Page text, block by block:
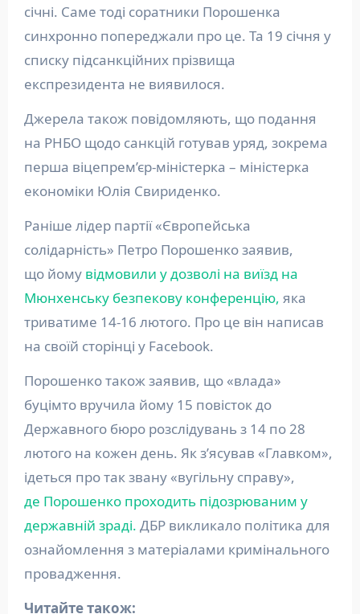
січні. Саме тоді соратники Порошенка
синхронно попереджали про це. Та 19 січня у
списку підсанкційних прізвища
експрезидента не виявилося.
Джерела також повідомляють, що подання
на РНБО щодо санкцій готував уряд, зокрема
перша віцепрем’єр-міністерка – міністерка
економіки Юлія Свириденко.
Раніше лідер партії «Європейська
солідарність» Петро Порошенко заявив,
що йому відмовили у дозволі на виїзд на
Мюнхенську безпекову конференцію, яка
триватиме 14-16 лютого. Про це він написав
на своїй сторінці у Facebook.
Порошенко також заявив, що «влада»
буцімто вручила йому 15 повісток до
Державного бюро розслідувань з 14 по 28
лютого на кожен день. Як з’ясував «Главком»,
ідеться про так звану «вугільну справу»,
де Порошенко проходить підозрюваним у
державній зраді. ДБР викликало політика для
ознайомлення з матеріалами кримінального
провадження.
Читайте також: